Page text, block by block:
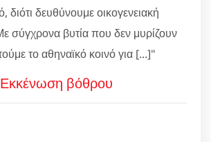
διότι δευθύνουμε οικογενειακή
σύγχρονα βυτία που δεν μυρίζουν
το αθηναϊκό κοινό για [...]"
Εκκένωση βόθρου